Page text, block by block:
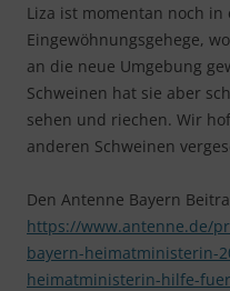
Liza ist momentan noch in
Eingewöhnungsgehege,
an die neue Umgebung
Schweinen hat sie aber
sehen und riechen. Wir
anderen Schweinen
Den Antenne Bayern
https://www.antenne.de/
bayern-heimatministerin-
heimatministerin-hilfe-